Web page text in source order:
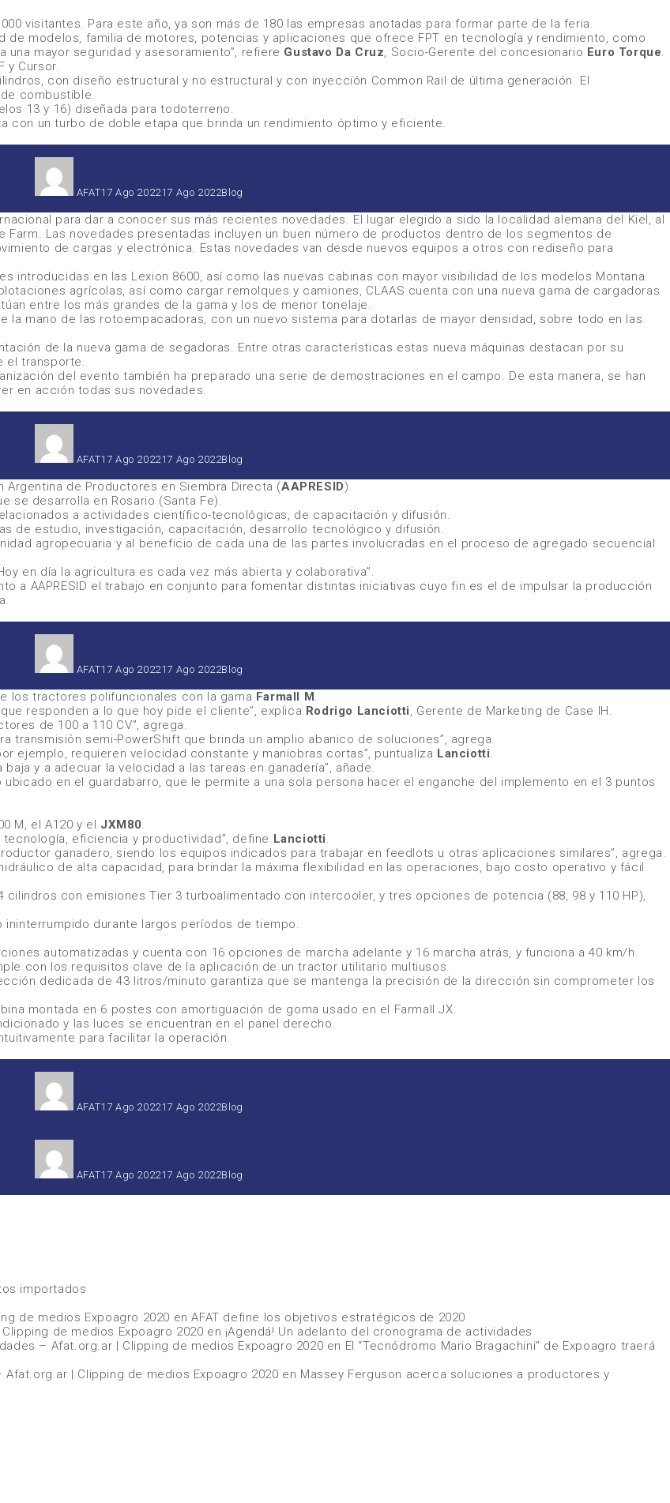
visitantes. Para este año, ya son más de 180 las empresas anotadas para formar parte de la feria.
de modelos, familia de motores, potencias y aplicaciones que ofrece FPT en tecnología y rendimiento, como
mayor seguridad y asesoramiento”, refiere Gustavo Da Cruz, Socio-Gerente del concesionario Euro Torque.
y Cursor.
con diseño estructural y no estructural y con inyección Common Rail de última generación. El
combustible.
13 y 16) diseñada para todoterreno.
con un turbo de doble etapa que brinda un rendimiento óptimo y eficiente.
AFAT17 Ago 202217 Ago 2022Blog
para dar a conocer sus más recientes novedades. El lugar elegido a sido la localidad alemana del Kiel, al
Las novedades presentadas incluyen un buen número de productos dentro de los segmentos de
de cargas y electrónica. Estas novedades van desde nuevos equipos a otros con rediseño para
introducidas en las Lexion 8600, así como las nuevas cabinas con mayor visibilidad de los modelos Montana.
agrícolas, así como cargar remolques y camiones, CLAAS cuenta con una nueva gama de cargadoras
entre los más grandes de la gama y los de menor tonelaje.
la mano de las rotoempacadoras, con un nuevo sistema para dotarlas de mayor densidad, sobre todo en las
de la nueva gama de segadoras. Entre otras características estas nueva máquinas destacan por su
el transporte.
del evento también ha preparado una serie de demostraciones en el campo. De esta manera, se han
en acción todas sus novedades.
AFAT17 Ago 202217 Ago 2022Blog
de Productores en Siembra Directa (AAPRESID).
se desarrolla en Rosario (Santa Fe).
a actividades científico-tecnológicas, de capacitación y difusión.
de estudio, investigación, capacitación, desarrollo tecnológico y difusión.
agropecuaria y al beneficio de cada una de las partes involucradas en el proceso de agregado secuencial
en día la agricultura es cada vez más abierta y colaborativa”.
a AAPRESID el trabajo en conjunto para fomentar distintas iniciativas cuyo fin es el de impulsar la producción
AFAT17 Ago 202217 Ago 2022Blog
los tractores polifuncionales con la gama Farmall M.
responden a lo que hoy pide el cliente”, explica Rodrigo Lanciotti, Gerente de Marketing de Case IH.
de 100 a 110 CV”, agrega.
transmisión semi-PowerShift que brinda un amplio abanico de soluciones”, agrega.
ejemplo, requieren velocidad constante y maniobras cortas”, puntualiza Lanciotti.
y a adecuar la velocidad a las tareas en ganadería”, añade.
ubicado en el guardabarro, que le permite a una sola persona hacer el enganche del implemento en el 3 puntos
M, elA120 y el JXM80.
eficiencia y productividad”, define Lanciotti.
ganadero, siendo los equipos indicados para trabajar en feedlots u otras aplicaciones similares”, agrega.
de alta capacidad, para brindar la máxima flexibilidad en las operaciones, bajo costo operativo y fácil
cilindros con emisiones Tier 3 turboalimentado con intercooler, y tres opciones de potencia (88, 98 y 110 HP),
durante largos períodos de tiempo.
automatizadas y cuenta con 16 opciones de marcha adelante y 16 marcha atrás, y funciona a 40 km/h.
con los requisitos clave de la aplicación de un tractor utilitario multiusos.
dedicada de 43 litros/minuto garantiza que se mantenga la precisión de la dirección sin comprometer los
montada en 6 postes con amortiguación de goma usado en el Farmall JX.
y las luces se encuentran en el panel derecho.
para facilitar la operación.
AFAT17 Ago 202217 Ago 2022Blog
AFAT17 Ago 202217 Ago 2022Blog
importados
de medios Expoagro 2020 enAFAT define los objetivos estratégicos de 2020
de medios Expoagro 2020 en ¡Agendá! Un adelanto del cronograma de actividades
– Afat.org.ar | Clipping de medios Expoagro 2020 en El “Tecnódromo Mario Bragachini” de Expoagro traerá
| Clipping de medios Expoagro 2020 en Massey Ferguson acerca soluciones a productores y